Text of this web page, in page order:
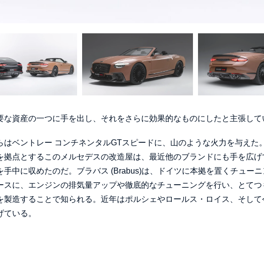
資産の一つに手を出し、それをさらに効果的なものにしたと主張して
ベントレー コンチネンタルGTスピードに、山のような火力を与えた
点とするこのメルセデスの改造屋は、最近他のブランドにも手を広げ
中に収めたのだ。ブラバス (Brabus)は、ドイツに本拠を置くチューニ
に、エンジンの排気量アップや徹底的なチューニングを行い、とてつ
造することで知られる。近年はポルシェやロールス・ロイス、そして
いる。